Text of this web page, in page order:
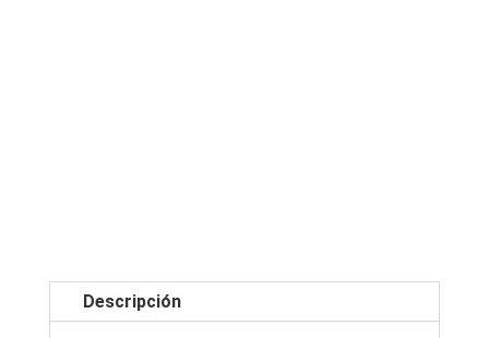
Descripción